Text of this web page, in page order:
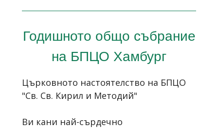
Годишното общо събрание
на БПЦО Хамбург
Църковното настоятелство на БПЦО
"Св. Св. Кирил и Методий"
Ви кани най-сърдечно